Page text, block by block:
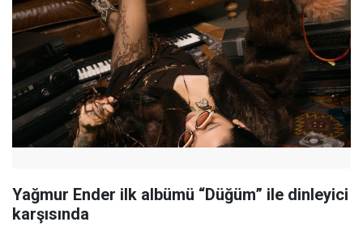
Yağmur Ender ilk albümü “Düğüm” ile dinleyici
karşısında